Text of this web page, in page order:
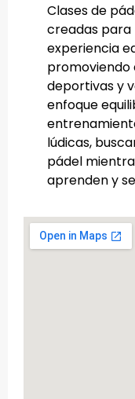
Clases de
creadas
experiencia
promoviendo
deportivas y
enfoque
lúdicas,
pádel
aprenden y